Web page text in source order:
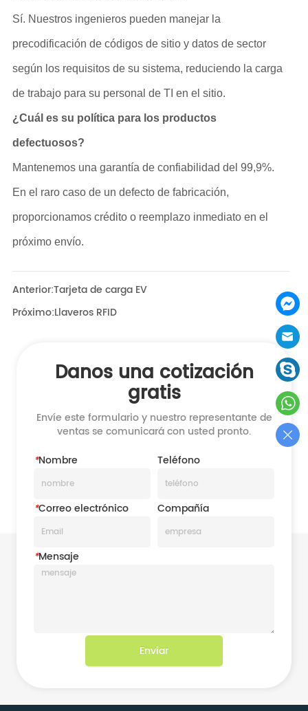
Anterior:Tarjeta de carga EV
Próximo:Llaveros RFID
Danos una cotización
gratis
Envíe este formulario y nuestro representante de
ventas se comunicará con usted pronto.
*Nombre Teléfono
*Correo electrónico Compañía
*Mensaje
Enviar